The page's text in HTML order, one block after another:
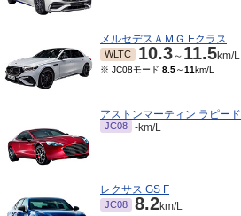
メルセデスＡＭＧ Eクラス
WLTC 10.3～ 11.5km/L
※ JC08モード 8.5～11km/L
アストンマーティン ラピード
JC08 -km/L
レクサス GS F
JC08 8.2km/L